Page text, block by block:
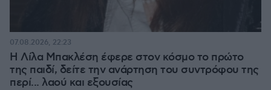
Η Λίλα Μπακλέση έφερε στον κόσμο το πρώτο
της παιδί, δείτε την ανάρτηση του συντρόφου της
περί... λαού και εξουσίας
07.08.2026, 22:23